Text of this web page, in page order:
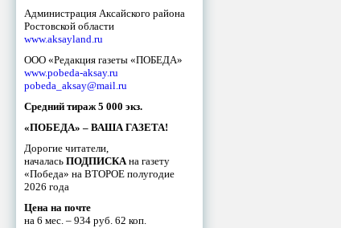
Администрация Аксайского района
Ростовской области
www.aksayland.ru
ООО «Редакция газеты «ПОБЕДА»
www.pobeda-aksay.ru
pobeda_aksay@mail.ru
Средний тираж 5 000 экз.
«ПОБЕДА» – ВАША ГАЗЕТА!
Дорогие читатели,
началась ПОДПИСКАна газету
«Победа» на ВТОРОЕ полугодие
2026 года
Цена на почте
на 6 мес. – 934 руб. 62 коп.